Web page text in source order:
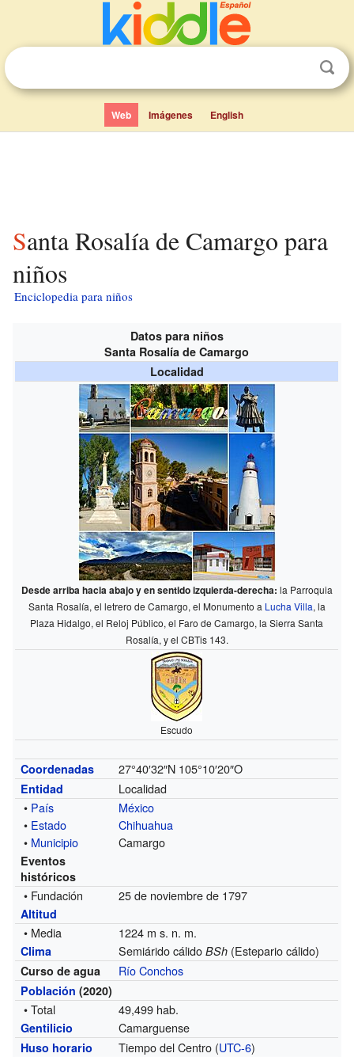
Web Imágenes English
Santa Rosalía de Camargo para
niños
Enciclopedia para niños
Datos para niños
Santa Rosalía de Camargo
Localidad
Desde arriba hacia abajo y en sentido izquierda-derecha: la Parroquia
Santa Rosalía, el letrero de Camargo, el Monumento a Lucha Villa, la
Plaza Hidalgo, el Reloj Público, el Faro de Camargo, la Sierra Santa
Rosalía, y el CBTis 143.
Escudo
Coordenadas 27°40′32″N 105°10′20″O
Entidad
Localidad
• País
México
• Estado
Chihuahua
• Municipio Camargo
Eventos
históricos
• Fundación 25 de noviembre de 1797
Altitud
• Media 1224 m s. n. m.
Clima Semiárido cálidoBSh (Estepario cálido)
Curso de agua Río Conchos
Población (2020)
• Total 49,499 hab.
Gentilicio Camarguense
Huso horario Tiempo del Centro (UTC-6)